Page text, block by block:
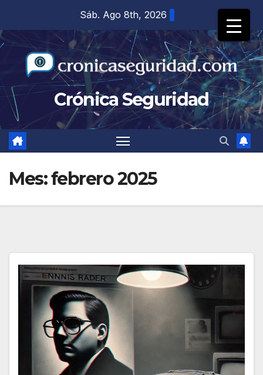
contenido
Sáb. Ago 8th, 2026
Crónica Seguridad
Mes:febrero 2025